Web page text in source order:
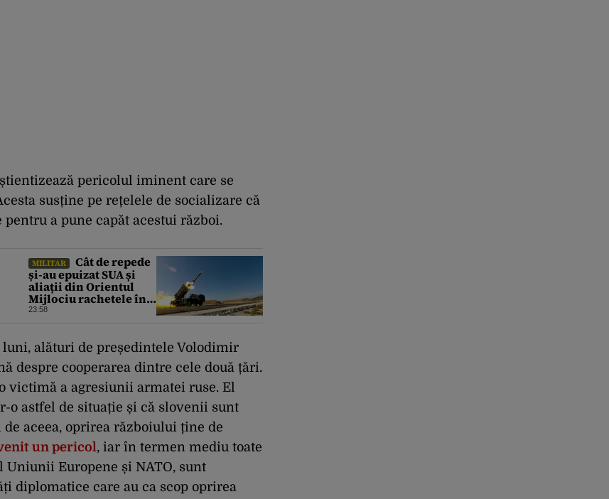
pericolul iminent care se
susține pe rețelele de socializare că
a pune capăt acestui război.
MILITAR
Cât de repede
și-au epuizat SUA și
aliații din Orientul
Mijlociu rachetele în
conflictul cu Iranul
23:58
alături de președintele Volodimir
despre cooperarea dintre cele două țări.
victimă a agresiunii armatei ruse. El
o astfel de situație și că slovenii sunt
aceea, oprirea războiului ține de
un pericol, iar în termen mediu toate
Europene și NATO, sunt
diplomatice care au ca scop oprirea